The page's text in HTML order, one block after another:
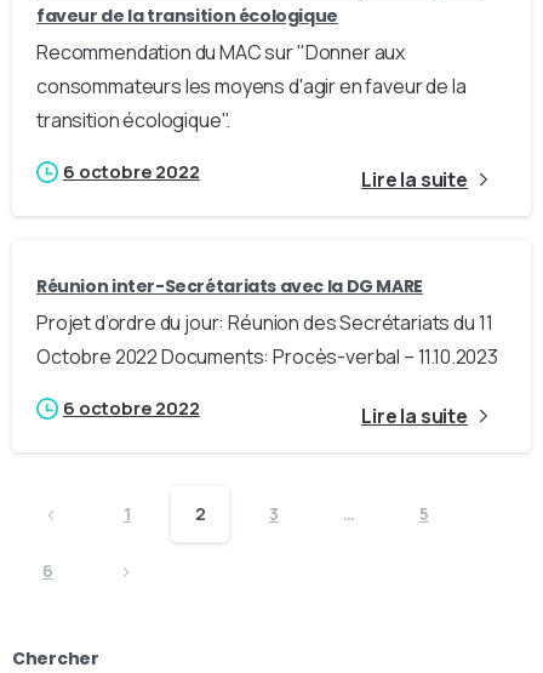
faveur de la transition écologique
Recommendation du MAC sur "Donner aux
consommateurs les moyens d'agir en faveur de la
transition écologique".
6 octobre 2022 Lire la suite
Réunion inter-Secrétariats avec la DG MARE
Projet d’ordre du jour: Réunion des Secrétariats du 11
Octobre 2022 Documents: Procès-verbal – 11.10.2023
6 octobre 2022 Lire la suite
1 2 3 … 5
6
Chercher